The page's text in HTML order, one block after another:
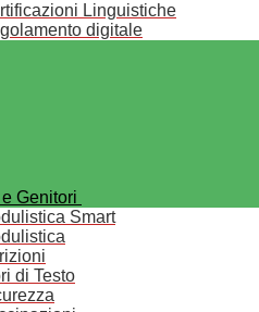
Linguistiche
digitale
Genitori
Smart
di Testo